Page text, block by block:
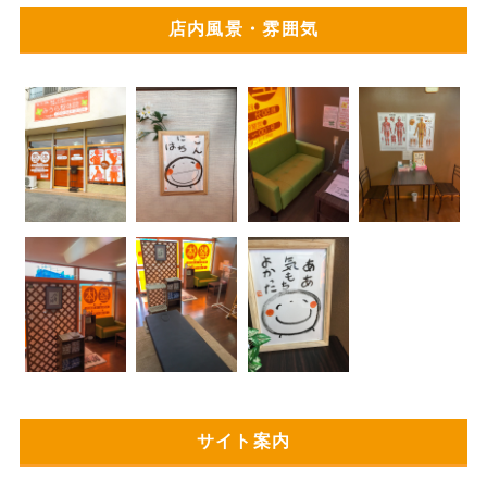
店内風景・雰囲気
サイト案内